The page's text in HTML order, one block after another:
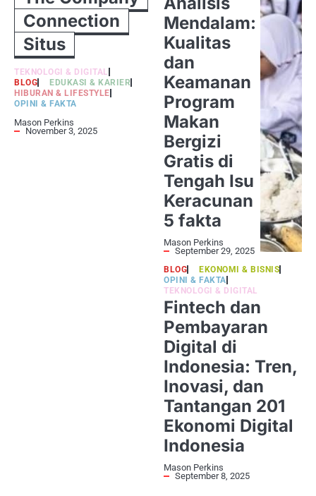
Connection
Situs
TEKNOLOGI & DIGITAL
BLOG
EDUKASI & KARIER
HIBURAN & LIFESTYLE
OPINI & FAKTA
Mason Perkins
November 3, 2025
Mendalam:
Kualitas
dan
Keamanan
Program
Makan
Bergizi
Gratis di
Tengah Isu
Keracunan
5 fakta
Mason Perkins
September 29, 2025
Fintech dan
Pembayaran
Digital di
Indonesia: Tren,
Inovasi, dan
Tantangan 201
Ekonomi Digital
Indonesia
BLOG
EKONOMI & BISNIS
OPINI & FAKTA
TEKNOLOGI & DIGITAL
Mason Perkins
September 8, 2025